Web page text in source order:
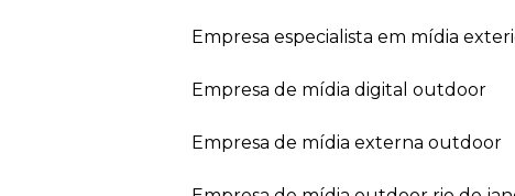
empresa especialista em mídia
empresa de mídia digital outdoor
empresa de mídia externa outdoor